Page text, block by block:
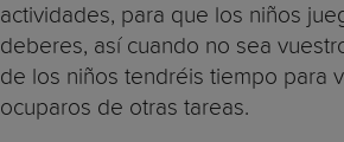
actividades, para que los niños
deberes, así cuando no sea
de los niños tendréis tiempo para
ocuparos de otras tareas.